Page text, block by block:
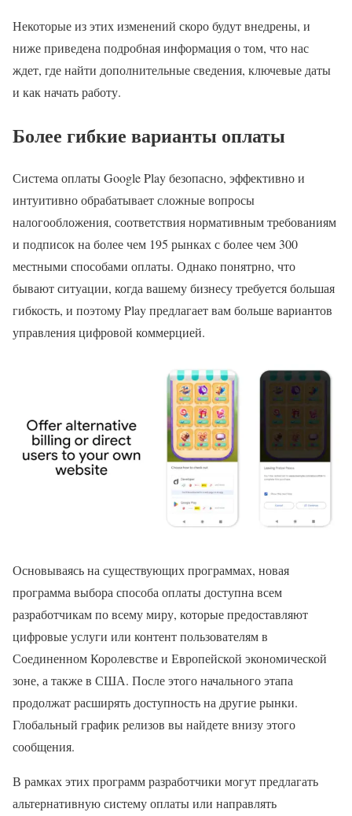
Некоторые из этих изменений скоро будут внедрены, и
ниже приведена подробная информация о том, что нас
ждет, где найти дополнительные сведения, ключевые даты
и как начать работу.
Более гибкие варианты оплаты
Система оплаты Google Play безопасно, эффективно и
интуитивно обрабатывает сложные вопросы
налогообложения, соответствия нормативным требованиям
и подписок на более чем 195 рынках с более чем 300
местными способами оплаты. Однако понятрно, что
бывают ситуации, когда вашему бизнесу требуется большая
гибкость, и поэтому Play предлагает вам больше вариантов
управления цифровой коммерцией.
Основываясь на существующих программах, новая
программа выбора способа оплаты доступна всем
разработчикам по всему миру, которые предоставляют
цифровые услуги или контент пользователям в
Соединенном Королевстве и Европейской экономической
зоне, а также в США. После этого начального этапа
продолжат расширять доступность на другие рынки.
Глобальный график релизов вы найдете внизу этого
сообщения.
В рамках этих программ разработчики могут предлагать
альтернативную систему оплаты или направлять